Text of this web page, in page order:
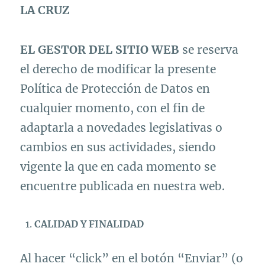
LA CRUZ
EL GESTOR DEL SITIO WEB se reserva
el derecho de modificar la presente
Política de Protección de Datos en
cualquier momento, con el fin de
adaptarla a novedades legislativas o
cambios en sus actividades, siendo
vigente la que en cada momento se
encuentre publicada en nuestra web.
CALIDAD Y FINALIDAD
Al hacer “click” en el botón “Enviar” (o